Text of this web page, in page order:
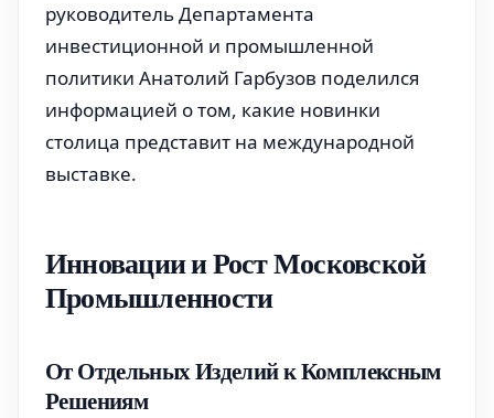
руководитель Департамента
инвестиционной и промышленной
политики Анатолий Гарбузов поделился
информацией о том, какие новинки
столица представит на международной
выставке.
Инновации и Рост Московской
Промышленности
От Отдельных Изделий к Комплексным
Решениям